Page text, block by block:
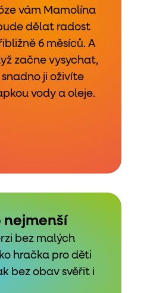
vám Mamolína
dělat radost
6 měsíců. A
začne vysychat,
snadno ji oživíte
vody a oleje.
bez malých
hračka pro děti
bez obav svěřit i